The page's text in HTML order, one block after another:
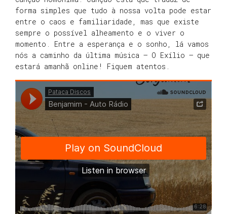
forma simples que tudo à nossa volta pode estar
entre o caos e familiaridade, mas que existe
sempre o possível alheamento e o viver o
momento. Entre a esperança e o sonho, lá vamos
nós a caminho da última música – O Exílio – que
estará amanhã online! Fiquem atentos.